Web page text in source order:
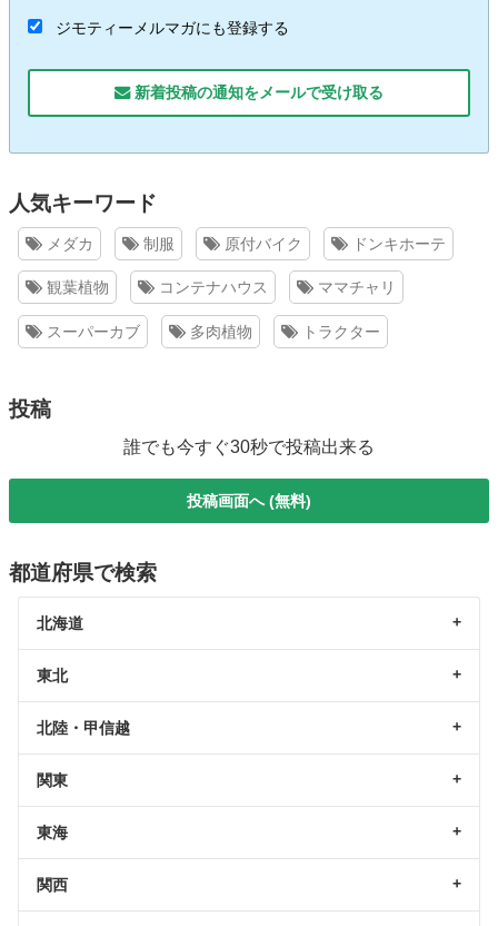
ジモティーメルマガにも登録する
新着投稿の通知をメールで受け取る
人気キーワード
メダカ 制服 原付バイク ドンキホーテ
観葉植物 コンテナハウス ママチャリ
スーパーカブ 多肉植物 トラクター
投稿
誰でも今すぐ30秒で投稿出来る
投稿画面へ (無料)
都道府県で検索
北海道
東北
北陸・甲信越
関東
東海
関西